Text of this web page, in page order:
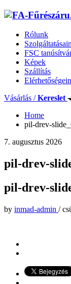
Rólunk
FSC
Képek
Szállítás
Vásárlás /Kereslet
Home
pil-drev-
7. augusztus 2026
pil-drev-
pil-drev-
by inmad-admin /